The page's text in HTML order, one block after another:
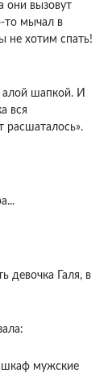
они вызовут
то мычал в
не хотим спать!
алой шапкой. И
вся
расшаталось».
девочка Галя, в
шкаф мужские